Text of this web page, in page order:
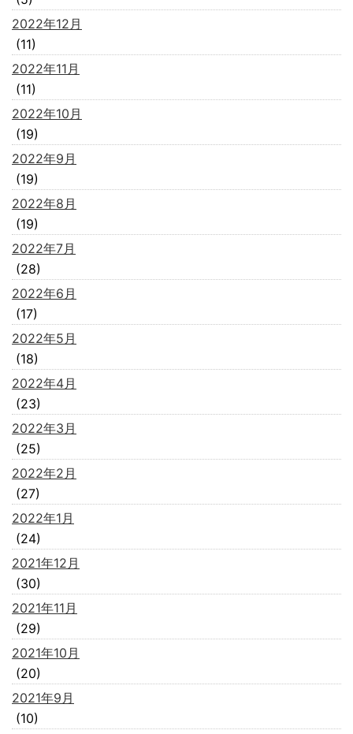
2022年12月
(11)
2022年11月
(11)
2022年10月
(19)
2022年9月
(19)
2022年8月
(19)
2022年7月
(28)
2022年6月
(17)
2022年5月
(18)
2022年4月
(23)
2022年3月
(25)
2022年2月
(27)
2022年1月
(24)
2021年12月
(30)
2021年11月
(29)
2021年10月
(20)
2021年9月
(10)